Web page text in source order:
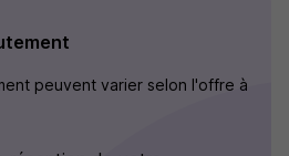
peuvent varier selon l'offre à